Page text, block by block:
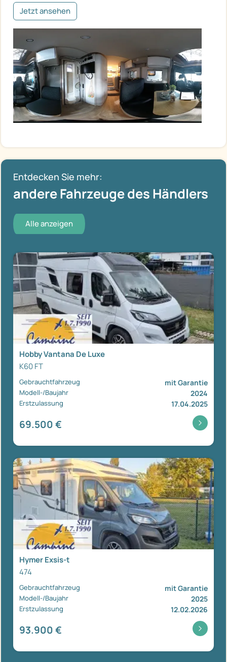
Jetzt ansehen
Entdecken Sie mehr:
andere Fahrzeuge des Händlers
Alle anzeigen
Hobby Vantana De Luxe
K60 FT
Gebrauchtfahrzeug mit Garantie
Modell-/Baujahr 2024
Erstzulassung 17.04.2025
69.500 €
Hymer Exsis-t
474
Gebrauchtfahrzeug mit Garantie
Modell-/Baujahr 2025
Erstzulassung 12.02.2026
93.900 €